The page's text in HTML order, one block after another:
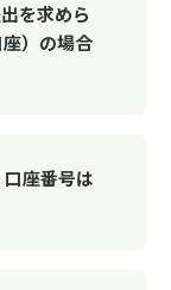
を求めら
）の場合
座番号は